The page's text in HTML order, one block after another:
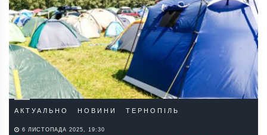
АКТУАЛЬНО НОВИНИ ТЕРНОПІЛЬ
6 ЛИСТОПАДА 2025, 19:30